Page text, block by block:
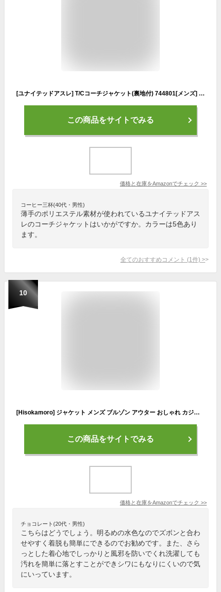
[ユナイテッドアスレ] T/Cコーチジャケット(裏地付) 744801[メンズ] 744801 2 ブラック M
この商品をサイトでみる
価格と在庫をAmazonでチェック >>
コーヒー三杯(40代・男性)
薄手のポリエステル素材が使われているユナイテッドアス
レのコーチジャケットはいかがですか。カラーは5色あり
ます。
全てのおすすめコメント (1 件) >
10
[Hisokamoro] ジャケット メンズ ブルゾン アウター おしゃれ カジュアル ビジネス 無地 春 秋 冬 軽量 大きいサイズ 通勤 ブルー水色 LL0303-8302BLUE-M
この商品をサイトでみる
価格と在庫をAmazonでチェック >>
チョコレート(20代・男性)
こちらはどうでしょう。明るめの水色なのでズボンと合わ
せやすく着脱も簡単にできるのでお勧めです。また、さら
っとした着心地でしっかりと風邪を防いでくれ洗濯しても
汚れを簡単に落とすことができシワにもなりにくいので気
にいっています。